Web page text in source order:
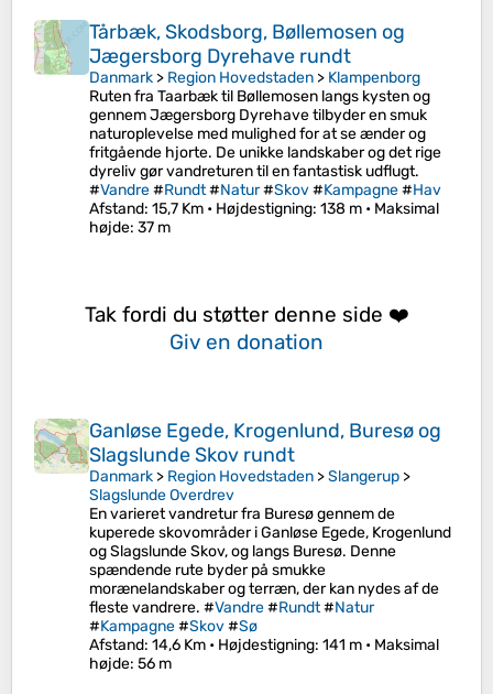
Tårbæk, Skodsborg, Bøllemosen og
Jægersborg Dyrehave rundt
Danmark > Region Hovedstaden > Klampenborg
Ruten fra Taarbæk til Bøllemosen langs kysten og
gennem Jægersborg Dyrehave tilbyder en smuk
naturoplevelse med mulighed for at se ænder og
fritgående hjorte. De unikke landskaber og det rige
dyreliv gør vandreturen til en fantastisk udflugt.
#Vandre#Rundt#Natur#Skov#Kampagne#Hav
Afstand: 15,7 Km • Højdestigning: 138 m • Maksimal
højde: 37 m
Tak fordi du støtter denne side ❤️
Giv en donation
Ganløse Egede, Krogenlund, Buresø og
Slagslunde Skov rundt
Danmark > Region Hovedstaden >Slangerup >
Slagslunde Overdrev
En varieret vandretur fra Buresø gennem de
kuperede skovområder i Ganløse Egede, Krogenlund
og Slagslunde Skov, og langs Buresø. Denne
spændende rute byder på smukke
morænelandskaber og terræn, der kan nydes af de
fleste vandrere. #Vandre#Rundt#Natur
#Kampagne#Skov#Sø
Afstand: 14,6 Km • Højdestigning: 141 m • Maksimal
højde: 56 m